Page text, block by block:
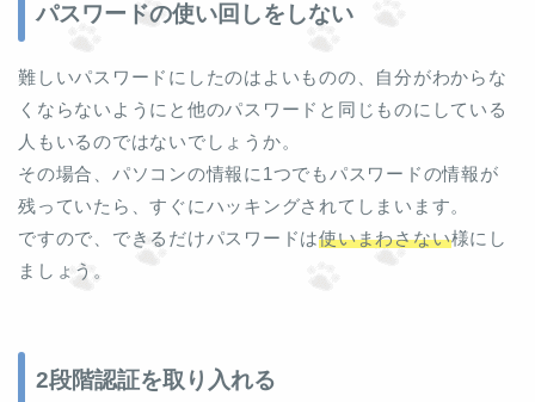
パスワードの使い回しをしない
難しいパスワードにしたのはよいものの、自分がわからな
くならないようにと他のパスワードと同じものにしている
人もいるのではないでしょうか。
その場合、パソコンの情報に1つでもパスワードの情報が
残っていたら、すぐにハッキングされてしまいます。
ですので、できるだけパスワードは使いまわさない様にし
ましょう。
2段階認証を取り入れる